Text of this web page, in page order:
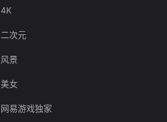
4K
二次元
风景
美女
网易游戏独家